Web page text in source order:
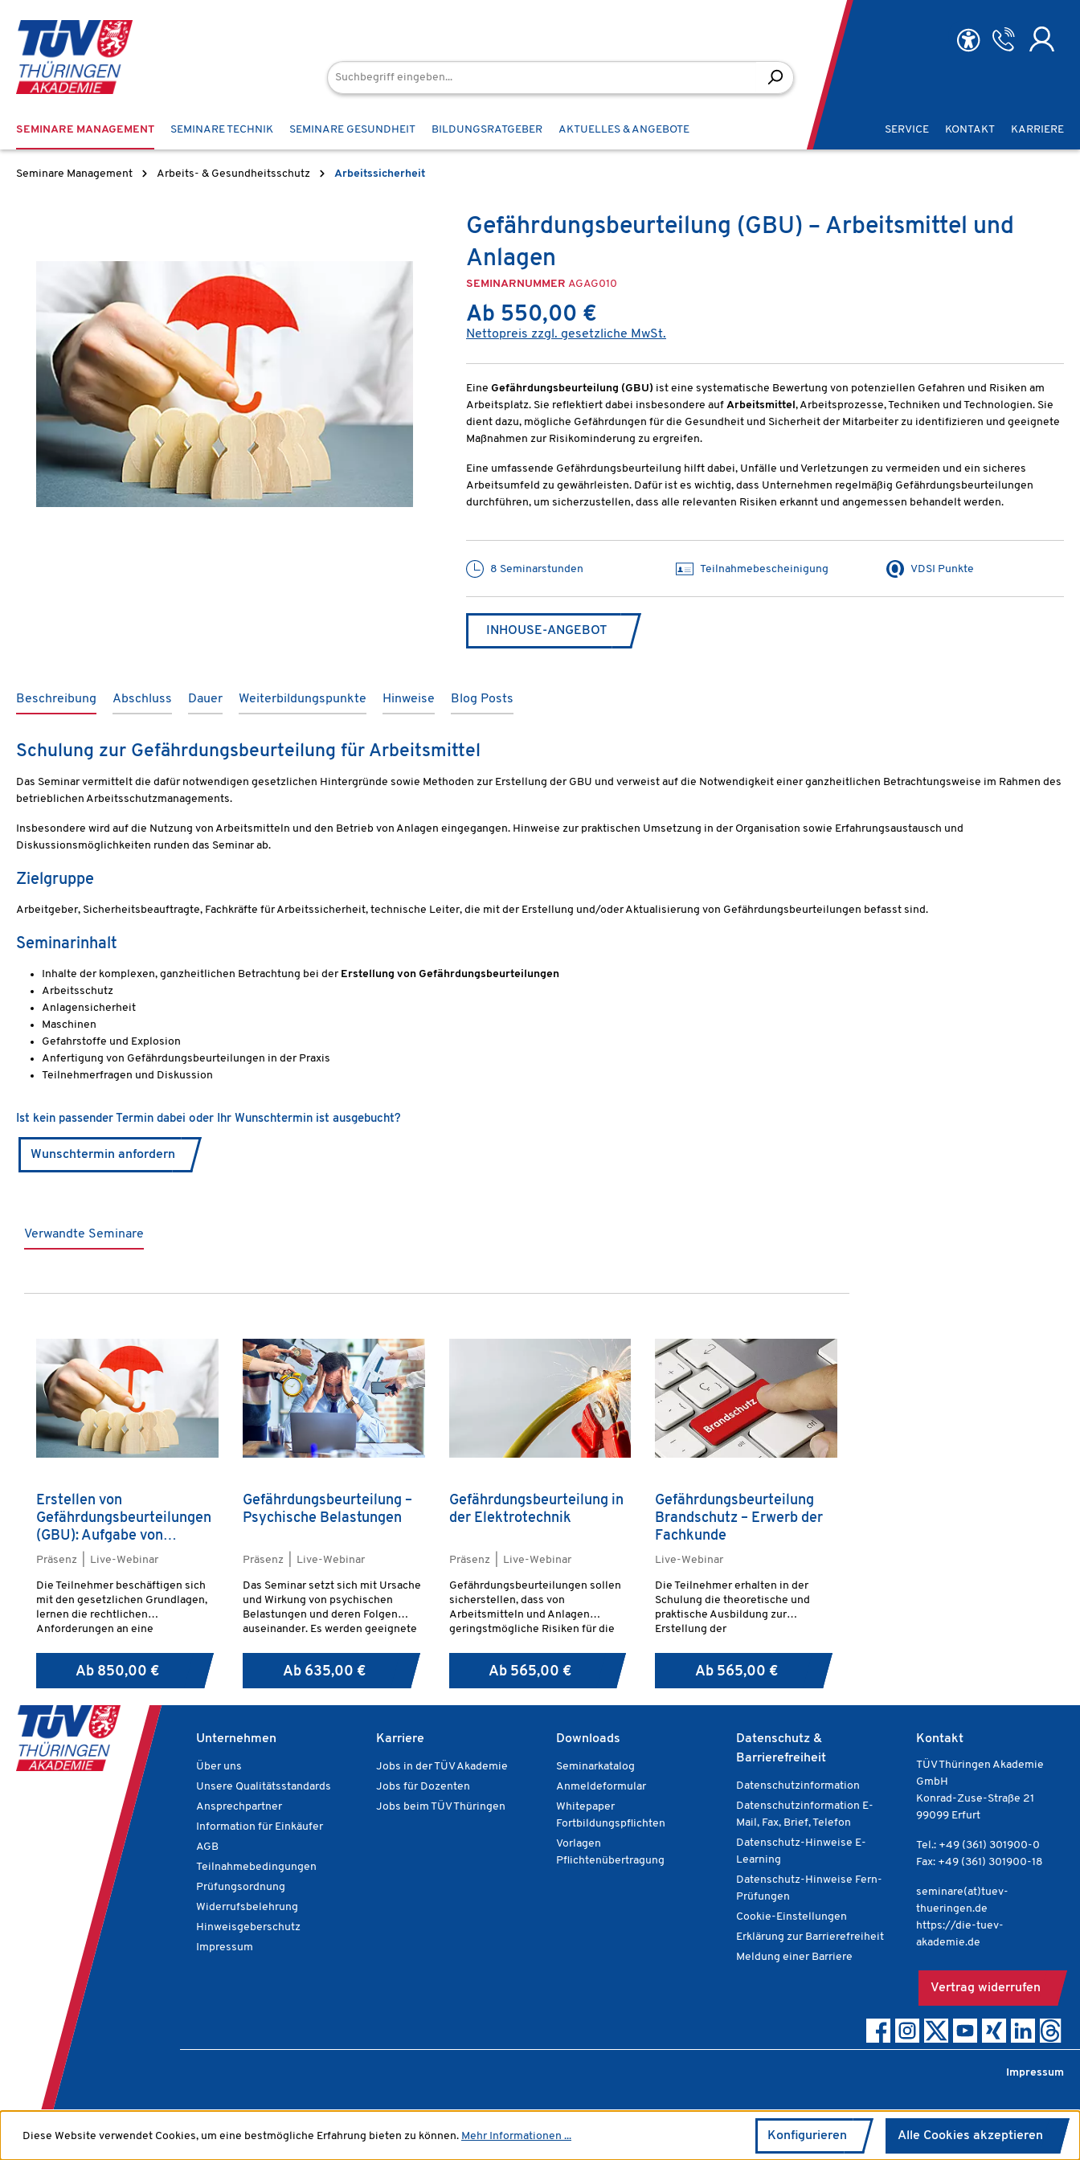
Hauptinhalt springen
Zur Suche springen
Zur Hauptnavigation springen
SEMINARE MANAGEMENT SEMINARE TECHNIK SEMINARE GESUNDHEIT BILDUNGSRATGEBER AKTUELLES & ANGEBOTE SERVICE KONTAKT KARRIERE
Seminare Management Arbeits- & Gesundheitsschutz Arbeitssicherheit
Gefährdungsbeurteilung (GBU) – Arbeitsmittel und
Anlagen
SEMINARNUMMER AGAG010
Ab 550,00 €
Nettopreis zzgl. gesetzliche MwSt.
Eine Gefährdungsbeurteilung (GBU) ist eine systematische Bewertung von potenziellen Gefahren und Risiken am
Arbeitsplatz. Sie reflektiert dabei insbesondere auf Arbeitsmittel, Arbeitsprozesse, Techniken und Technologien. Sie
dient dazu, mögliche Gefährdungen für die Gesundheit und Sicherheit der Mitarbeiter zu identifizieren und geeignete
Maßnahmen zur Risikominderung zu ergreifen.
Eine umfassende Gefährdungsbeurteilung hilft dabei, Unfälle und Verletzungen zu vermeiden und ein sicheres
Arbeitsumfeld zu gewährleisten. Dafür ist es wichtig, dass Unternehmen regelmäßig Gefährdungsbeurteilungen
durchführen, um sicherzustellen, dass alle relevanten Risiken erkannt und angemessen behandelt werden.
8 Seminarstunden Teilnahmebescheinigung VDSI Punkte
INHOUSE-ANGEBOT
Beschreibung Abschluss Dauer Weiterbildungspunkte Hinweise Blog Posts
Schulung zur Gefährdungsbeurteilung für Arbeitsmittel
Das Seminar vermittelt die dafür notwendigen gesetzlichen Hintergründe sowie Methoden zur Erstellung der GBU und verweist auf die Notwendigkeit einer ganzheitlichen Betrachtungsweise im Rahmen des
betrieblichen Arbeitsschutzmanagements.
Insbesondere wird auf die Nutzung von Arbeitsmitteln und den Betrieb von Anlagen eingegangen. Hinweise zur praktischen Umsetzung in der Organisation sowie Erfahrungsaustausch und
Diskussionsmöglichkeiten runden das Seminar ab.
Zielgruppe
Arbeitgeber, Sicherheitsbeauftragte, Fachkräfte für Arbeitssicherheit, technische Leiter, die mit der Erstellung und/oder Aktualisierung von Gefährdungsbeurteilungen befasst sind.
Seminarinhalt
Inhalte der komplexen, ganzheitlichen Betrachtung bei der Erstellung von Gefährdungsbeurteilungen
Arbeitsschutz
Anlagensicherheit
Maschinen
Gefahrstoffe und Explosion
Anfertigung von Gefährdungsbeurteilungen in der Praxis
Teilnehmerfragen und Diskussion
Ist kein passender Termin dabei oder Ihr Wunschtermin ist ausgebucht?
Wunschtermin anfordern
Verwandte Seminare
Erstellen von
Gefährdungsbeurteilungen
(GBU): Aufgabe von
Vorgesetzten
Präsenz | Live-Webinar
Die Teilnehmer beschäftigen sich
mit den gesetzlichen Grundlagen,
lernen die rechtlichen
Anforderungen an eine
anerkannten Konzepten zu deren
Erstellung auseinander.
Ab 850,00 €
Gefährdungsbeurteilung –
Psychische Belastungen
Präsenz | Live-Webinar
Das Seminar setzt sich mit Ursache
und Wirkung von psychischen
Belastungen und deren Folgen
auseinander. Es werden geeignete
psychischer Belastungen
vorgestellt, ebenso wie auch
Praxisbeispiele runden die
Wissensvermittlung ab.
Ab 635,00 €
Gefährdungsbeurteilung in
der Elektrotechnik
Präsenz | Live-Webinar
Gefährdungsbeurteilungen sollen
sicherstellen, dass von
Arbeitsmitteln und Anlagen
geringstmögliche Risiken für die
ArbSchG und § 3 BetrSichV mit der
betrieblichen Situation
Gefährdungsbeurteilungen
Ab 565,00 €
Gefährdungsbeurteilung
Brandschutz – Erwerb der
Fachkunde
Live-Webinar
Die Teilnehmer erhalten in der
Schulung die theoretische und
praktische Ausbildung zur
Erstellung der
Umsetzung der Gegenmaßnahmen.
Sie erwerben die notwendige
Ab 565,00 €
Unternehmen
Über uns
Unsere Qualitätsstandards
Ansprechpartner
Information für Einkäufer
AGB
Teilnahmebedingungen
Prüfungsordnung
Widerrufsbelehrung
Hinweisgeberschutz
Impressum
Karriere
Jobs in der TÜV Akademie
Jobs für Dozenten
Jobs beim TÜV Thüringen
Downloads
Seminarkatalog
Anmeldeformular
Whitepaper
Fortbildungspflichten
Vorlagen
Pflichtenübertragung
Datenschutz &
Barrierefreiheit
Datenschutzinformation
Datenschutzinformation E-
Mail, Fax, Brief, Telefon
Datenschutz-Hinweise E-
Learning
Datenschutz-Hinweise Fern-
Prüfungen
Cookie-Einstellungen
Erklärung zur Barrierefreiheit
Meldung einer Barriere
Kontakt
TÜV Thüringen Akademie
GmbH
Konrad-Zuse-Straße 21
99099 Erfurt
Tel.: +49 (361) 301900-0
Fax: +49 (361) 301900-18
seminare(at)tuev-
thueringen.de
https://die-tuev-
akademie.de
Vertrag widerrufen
Impressum
Diese Website verwendet Cookies, um eine bestmögliche Erfahrung bieten zu können. Mehr Informationen ... Konfigurieren Alle Cookies akzeptieren